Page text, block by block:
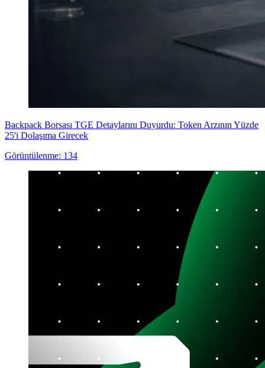
Backpack Borsası TGE Detaylarını Duyurdu: Token Arzının Yüzde
25'i Dolaşıma Girecek
Görüntülenme: 134